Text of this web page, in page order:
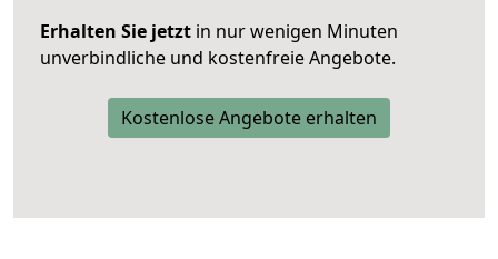
Erhalten Sie jetzt in nur wenigen Minuten
unverbindliche und kostenfreie Angebote.
Kostenlose Angebote erhalten